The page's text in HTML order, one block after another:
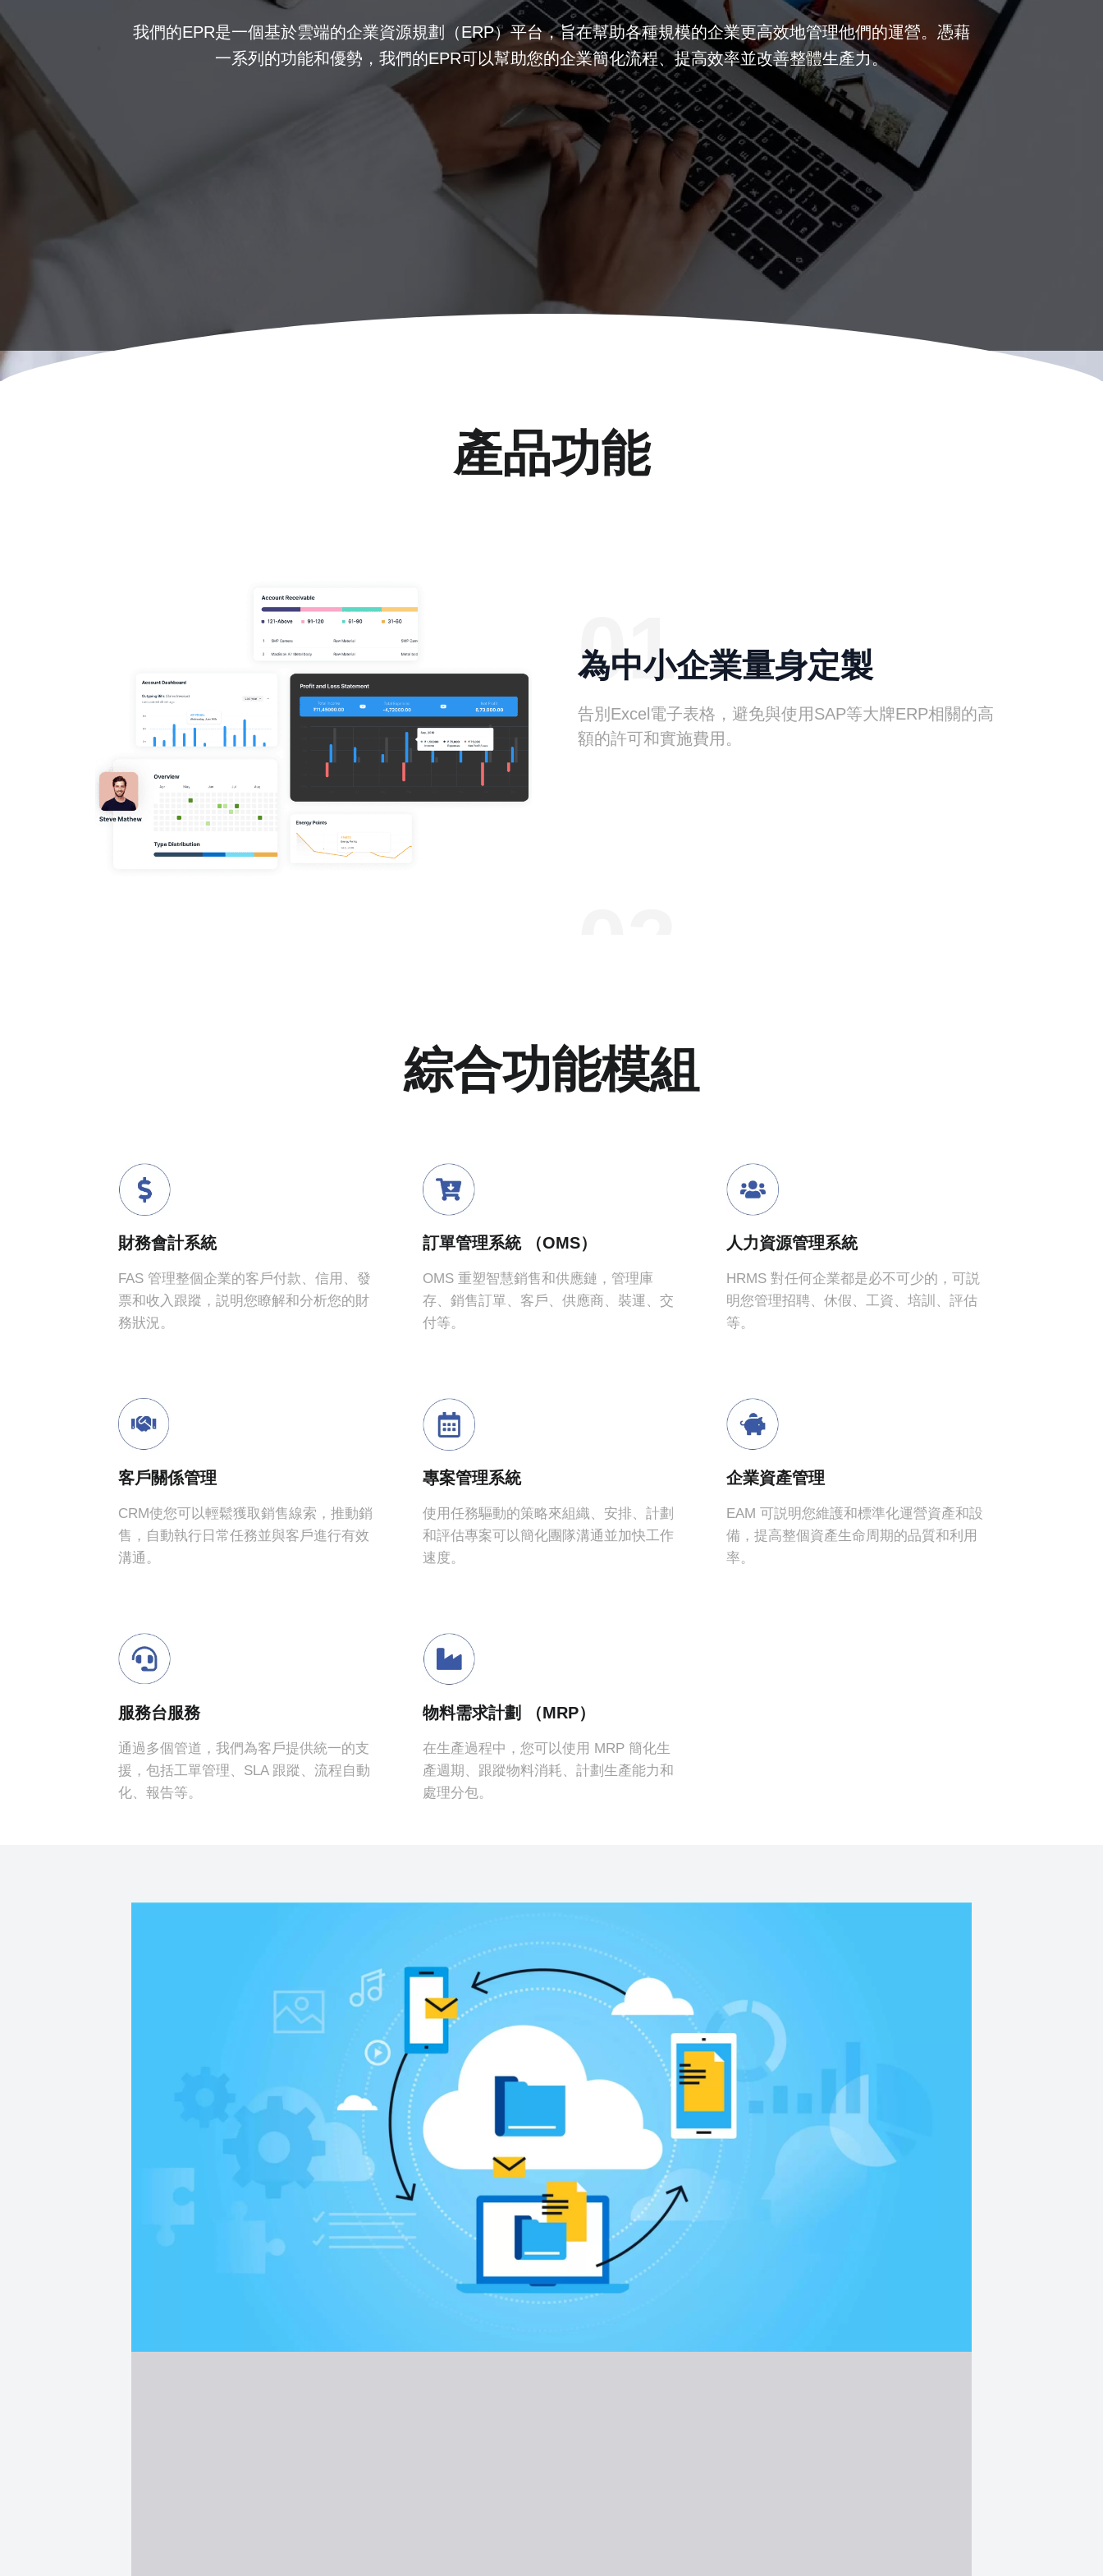
我們的EPR是一個基於雲端的企業資源規劃（ERP）平台，旨在幫助各種規模的企業更高效地管理他們的運營。憑藉
一系列的功能和優勢，我們的EPR可以幫助您的企業簡化流程、提高效率並改善整體生產力。
產品功能
01
為中小企業量身定製
告別Excel電子表格，避免與使用SAP等大牌ERP相關的高
額的許可和實施費用。
03
應用集成
我們與一系列平臺集成，包括亞馬遜，Shopify，Magento，
淘寶，以及PayPal，Stripe，支付寶和微信等支付平臺。
04
靈活定製
我們使用者友好的介面可以自定義所有表單和列印格式，包
06
手機和平板電腦支援
我們的 iOS/Android 行動應用程式旨在覆蓋大多數業務場
景，支援條碼和二維碼掃描，使進出口貨物變得容易。
綜合功能模組
財務會計系統
FAS 管理整個企業的客戶付款、信用、發
票和收入跟蹤，説明您瞭解和分析您的財
務狀況。
訂單管理系統 （OMS）
OMS 重塑智慧銷售和供應鏈，管理庫
存、銷售訂單、客戶、供應商、裝運、交
付等。
人力資源管理系統
HRMS 對任何企業都是必不可少的，可説
明您管理招聘、休假、工資、培訓、評估
等。
客戶關係管理
CRM使您可以輕鬆獲取銷售線索，推動銷
售，自動執行日常任務並與客戶進行有效
溝通。
專案管理系統
使用任務驅動的策略來組織、安排、計劃
和評估專案可以簡化團隊溝通並加快工作
速度。
企業資產管理
EAM 可説明您維護和標準化運營資產和設
備，提高整個資產生命周期的品質和利用
率。
服務台服務
通過多個管道，我們為客戶提供統一的支
援，包括工單管理、SLA 跟蹤、流程自動
化、報告等。
物料需求計劃 （MRP）
在生產過程中，您可以使用 MRP 簡化生
產週期、跟蹤物料消耗、計劃生產能力和
處理分包。
ERP 託管
我們提供基於雲端的ERP託管服務，因此您無需自己管理和維護伺服器和系統。我們的
高級工程師以高安全級別優化託管ERP，並定期更新安全包。您可以專注於您的業務，
同時將這些繁瑣的任務留給我們。